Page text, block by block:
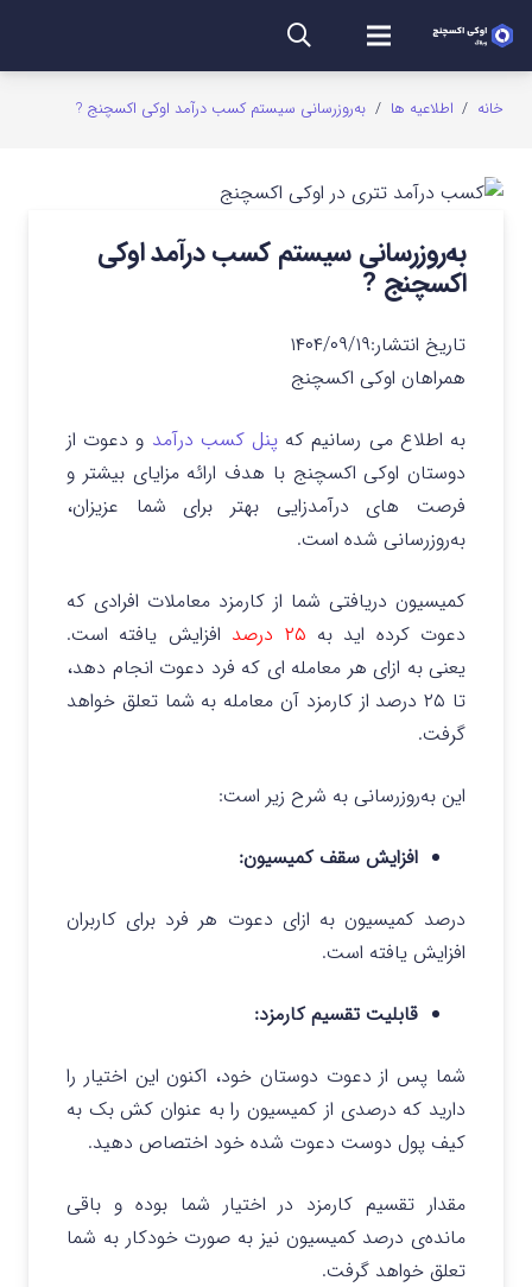
خانه / اطلاعیه ها / به‌روز‌رسانی سیستم کسب درآمد اوکی اکسچنج ?
به‌روز‌رسانی سیستم کسب درآمد اوکی
اکسچنج ?
تاریخ انتشار:۱۴۰۴/۰۹/۱۹
همراهان اوکی اکسچنج
به اطلاع می رسانیم که پنل کسب درآمد و دعوت از
دوستان اوکی اکسچنج با هدف ارائه مزایای بیشتر و
فرصت های درآمدزایی بهتر برای شما عزیزان،
به‌روزرسانی شده است.
کمیسیون دریافتی شما از کارمزد معاملات افرادی که
دعوت کرده اید به ۲۵ درصد
افزایش یافته است.
یعنی به ازای هر معامله ای که فرد دعوت انجام دهد،
تا ۲۵ درصد از کارمزد آن معامله به شما تعلق خواهد
گرفت.
این به‌روزرسانی به شرح زیر است:
افزایش سقف کمیسیون:
درصد کمیسیون به ازای دعوت هر فرد برای کاربران
افزایش یافته است.
قابلیت تقسیم کارمزد:
شما پس از دعوت دوستان خود، اکنون این اختیار را
دارید که درصدی از کمیسیون را به عنوان کش بک به
کیف پول دوست دعوت شده‌ خود اختصاص دهید.
مقدار تقسیم کارمزد در اختیار شما بوده و باقی
مانده‌ی درصد کمیسیون نیز به صورت خودکار به شما
تعلق خواهد گرفت.